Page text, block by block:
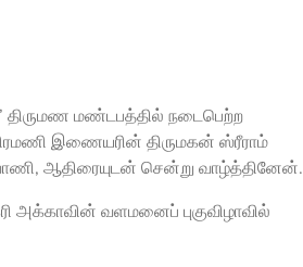
திருமண மண்டபத்தில் நடைபெற்ற
இணையரின் திருமகன் ஸ்ரீராம்
ஆதிரையுடன் சென்று வாழ்த்தினேன்.
அக்காவின் வளமனைப் புகுவிழாவில்